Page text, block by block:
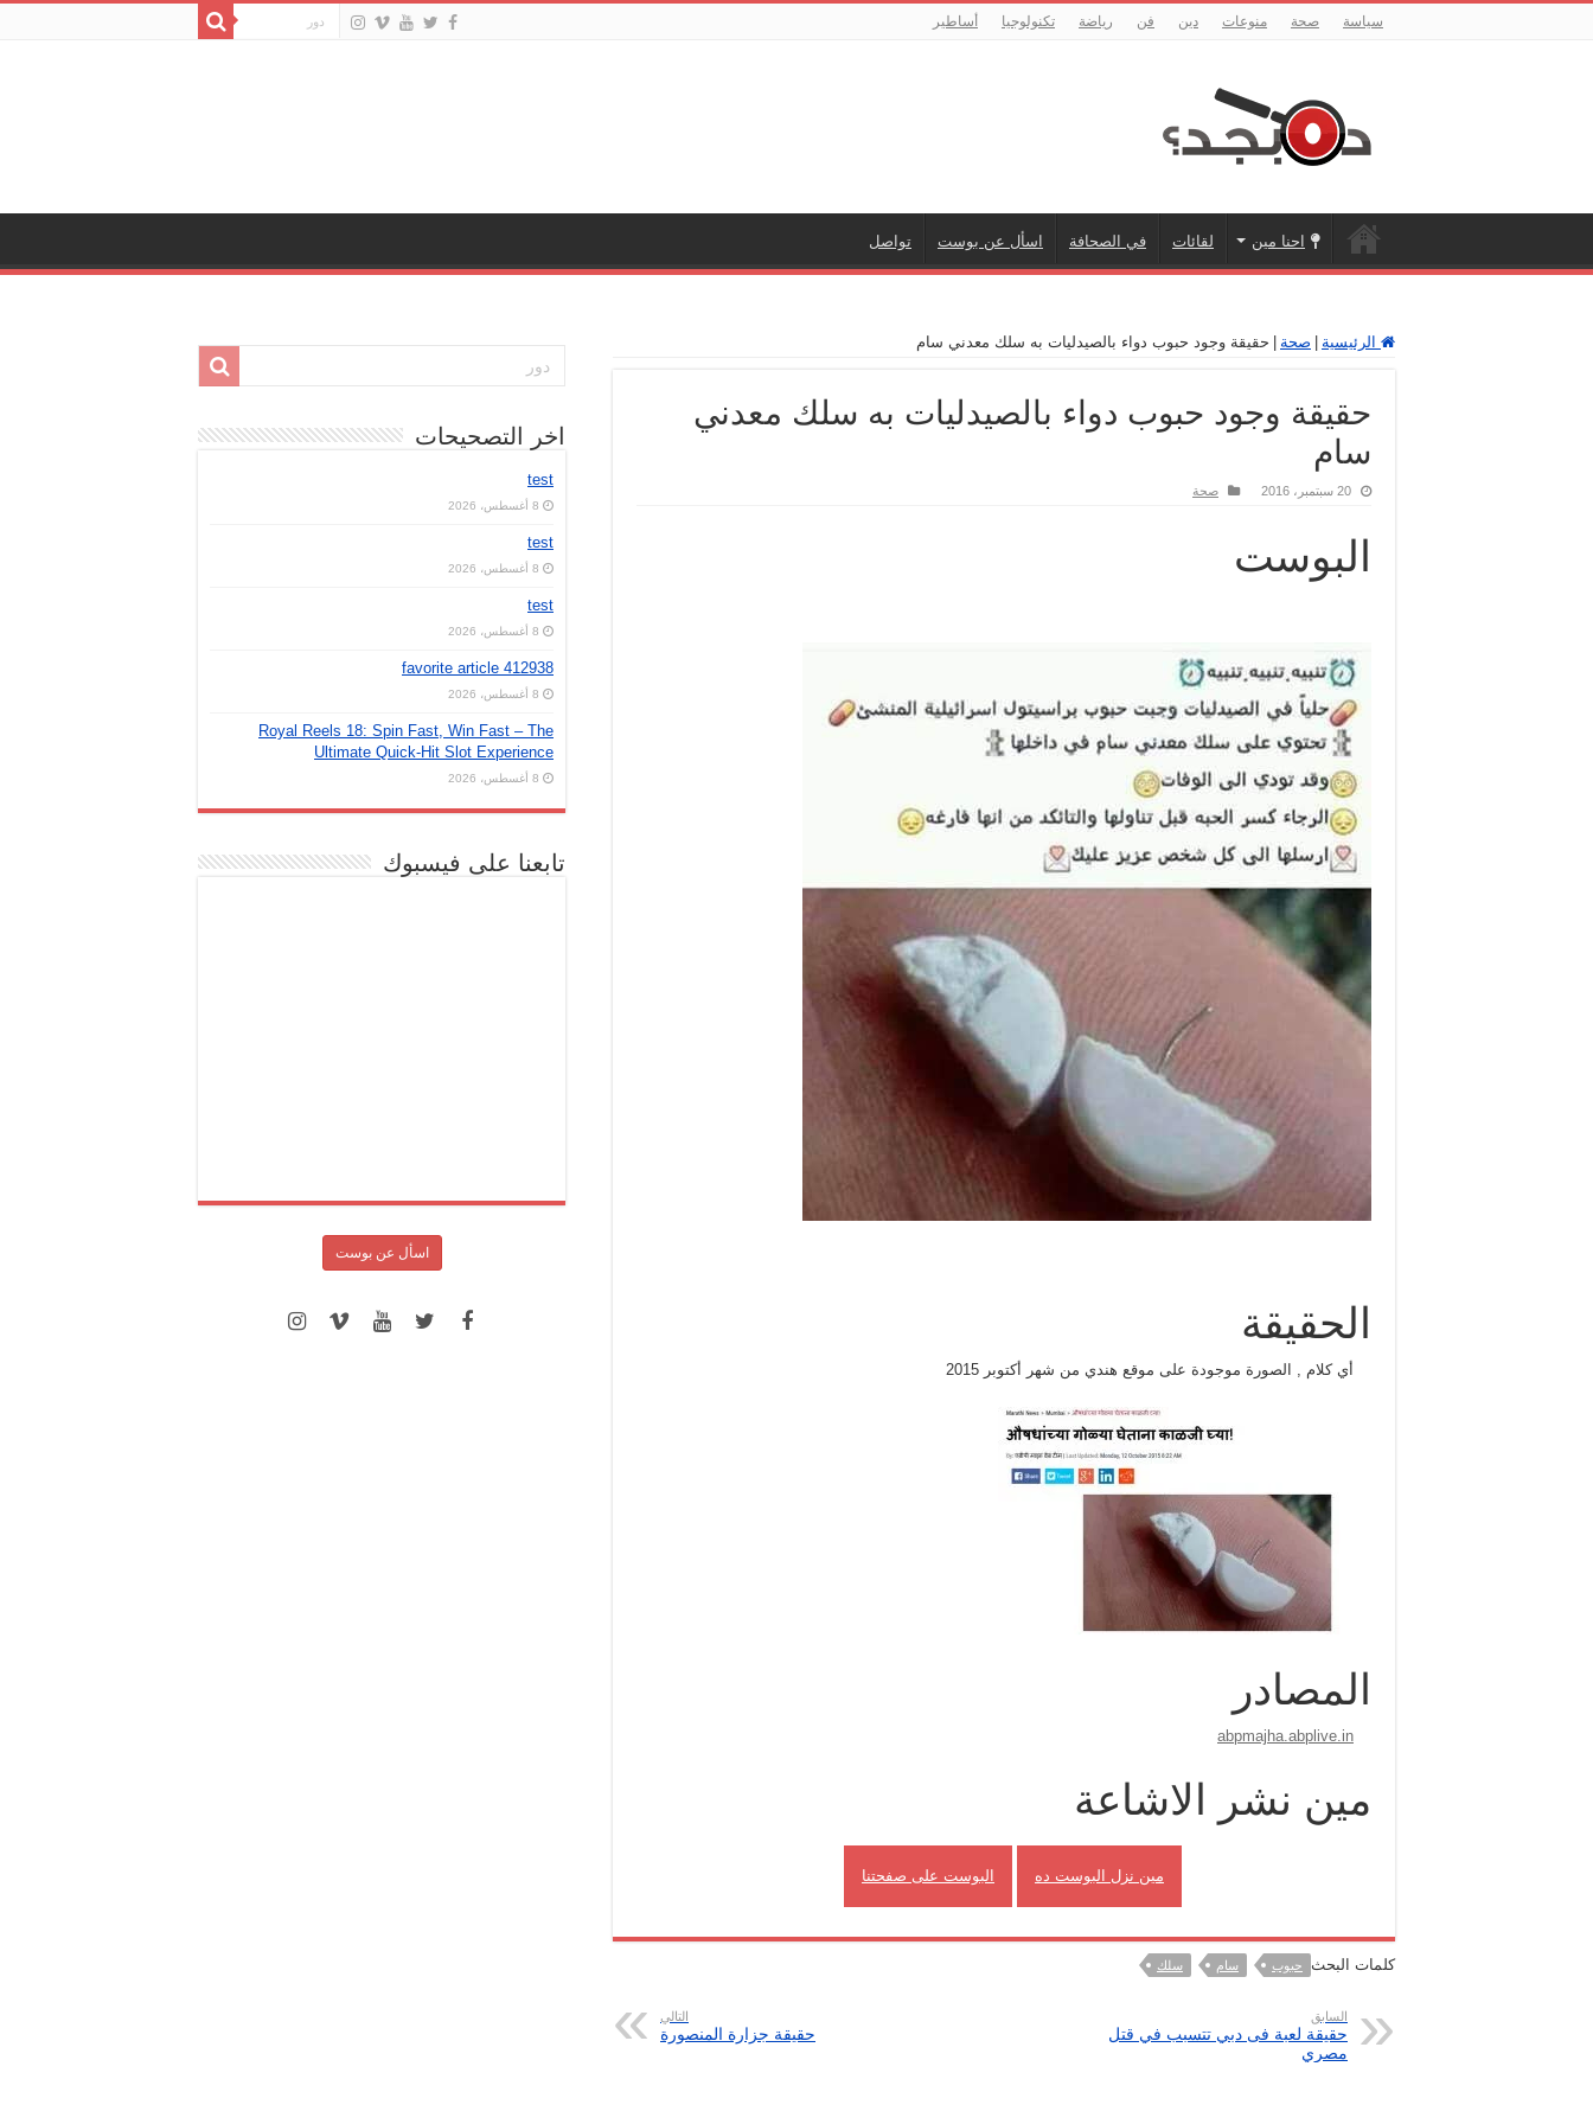
سياسة صحة منوعات دين فن رياضة تكنولوجيا أساطير
احنا مين لقائات في الصحافة اسأل عن بوست تواصل
الرئيسية صحة حقيقة وجود حبوب دواء بالصيدليات به سلك معدني سام
حقيقة وجود حبوب دواء بالصيدليات به سلك معدني
سام
20 سبتمبر، 2016 صحة
البوست
الحقيقة
أي كلام , الصورة موجودة على موقع هندي من شهر أكتوبر 2015
المصادر
abpmajha.abplive.in
مين نشر الاشاعة
مين نزل البوست ده البوست على صفحتنا
كلمات البحث حبوب سام سلك
السابق
حقيقة لعبة فى دبي تتسبب في قتل
مصري
التالي
حقيقة جزارة المنصورة
اخر التصحيحات
test
8 أغسطس، 2026
test
8 أغسطس، 2026
test
8 أغسطس، 2026
favorite article 412938
8 أغسطس، 2026
Royal Reels 18: Spin Fast, Win Fast – The
Ultimate Quick‑Hit Slot Experience
8 أغسطس، 2026
تابعنا على فيسبوك
اسأل عن بوست